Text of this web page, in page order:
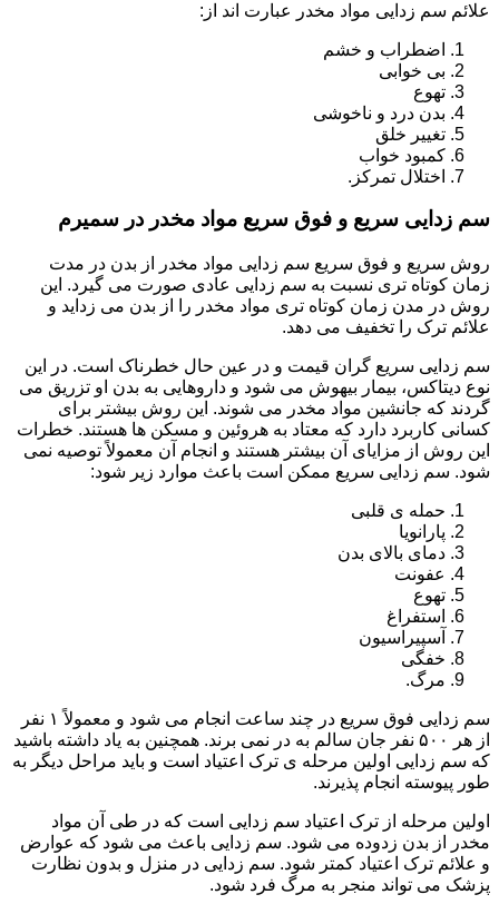
علائم سم زدایی مواد مخدر عبارت اند از:
اضطراب و خشم
بی خوابی
تهوع
بدن درد و ناخوشی
تغییر خلق
کمبود خواب
اختلال تمرکز.
سم زدایی سریع و فوق سریع مواد مخدر در سمیرم
روش سریع و فوق سریع سم زدایی مواد مخدر از بدن در مدت
زمان کوتاه تری نسبت به سم زدایی عادی صورت می گیرد. این
روش در مدن زمان کوتاه تری مواد مخدر را از بدن می زداید و
علائم ترک را تخفیف می دهد.
سم زدایی سریع گران قیمت و در عین حال خطرناک است. در این
نوع دیتاکس، بیمار بیهوش می شود و داروهایی به بدن او تزریق می
گردند که جانشین مواد مخدر می شوند. این روش بیشتر برای
کسانی کاربرد دارد که معتاد به هروئین و مسکن ها هستند. خطرات
این روش از مزایای آن بیشتر هستند و انجام آن معمولاً توصیه نمی
شود. سم زدایی سریع ممکن است باعث موارد زیر شود:
حمله ی قلبی
پارانویا
دمای بالای بدن
عفونت
تهوع
استفراغ
آسپیراسیون
خفگی
مرگ.
سم زدایی فوق سریع در چند ساعت انجام می شود و معمولاً ۱ نفر
از هر ۵۰۰ نفر جان سالم به در نمی برند. همچنین به یاد داشته باشید
که سم زدایی اولین مرحله ی ترک اعتیاد است و باید مراحل دیگر به
طور پیوسته انجام پذیرند.
اولین مرحله از ترک اعتیاد سم زدایی است که در طی آن مواد
مخدر از بدن زدوده می شود. سم زدایی باعث می شود که عوارض
و علائم ترک اعتیاد کمتر شود. سم زدایی در منزل و بدون نظارت
پزشک می تواند منجر به مرگ فرد شود.